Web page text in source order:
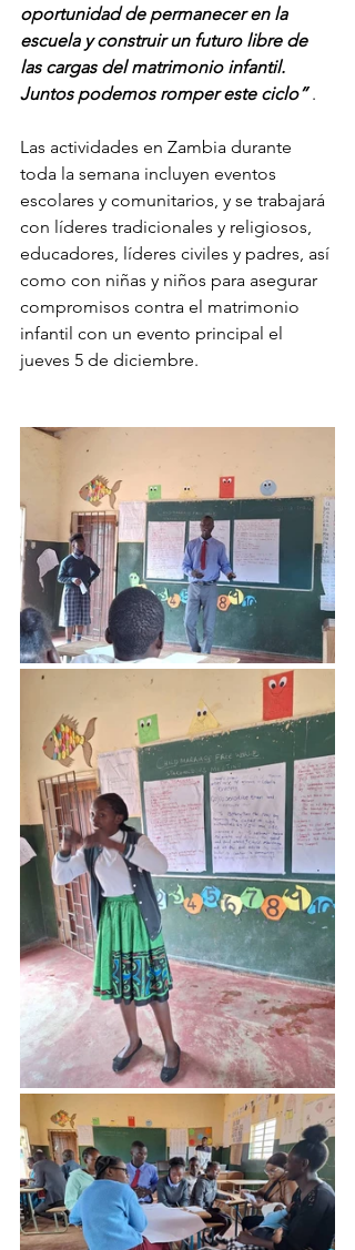
oportunidad de permanecer en la
escuela y construir un futuro libre de
las cargas del matrimonio infantil.
Juntos podemos romper este ciclo” .
Las actividades en Zambia durante
toda la semana incluyen eventos
escolares y comunitarios, y se trabajará
con líderes tradicionales y religiosos,
educadores, líderes civiles y padres, así
como con niñas y niños para asegurar
compromisos contra el matrimonio
infantil con un evento principal el
jueves 5 de diciembre.